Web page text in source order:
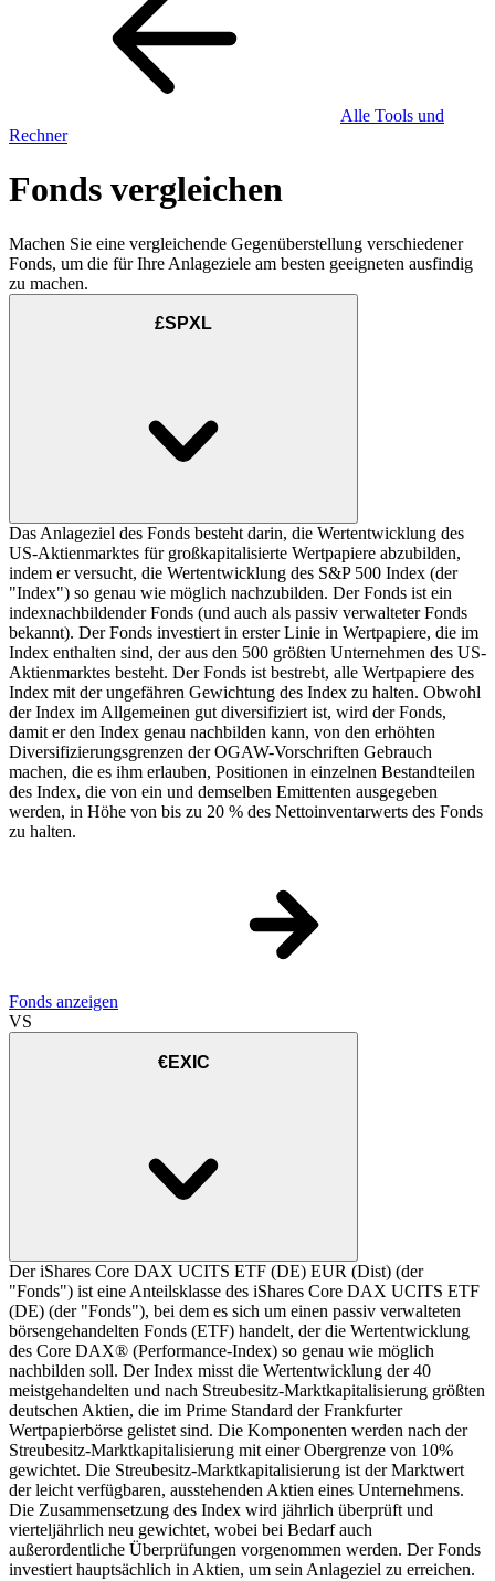
Alle Tools und
Rechner
Fonds vergleichen
Machen Sie eine vergleichende Gegenüberstellung verschiedener
Fonds, um die für Ihre Anlageziele am besten geeigneten ausfindig
zu machen.
£SPXL
Das Anlageziel des Fonds besteht darin, die Wertentwicklung des
US-Aktienmarktes für großkapitalisierte Wertpapiere abzubilden,
indem er versucht, die Wertentwicklung des S&P 500 Index (der
"Index") so genau wie möglich nachzubilden. Der Fonds ist ein
indexnachbildender Fonds (und auch als passiv verwalteter Fonds
bekannt). Der Fonds investiert in erster Linie in Wertpapiere, die im
Index enthalten sind, der aus den 500 größten Unternehmen des US-
Aktienmarktes besteht. Der Fonds ist bestrebt, alle Wertpapiere des
Index mit der ungefähren Gewichtung des Index zu halten. Obwohl
der Index im Allgemeinen gut diversifiziert ist, wird der Fonds,
damit er den Index genau nachbilden kann, von den erhöhten
Diversifizierungsgrenzen der OGAW-Vorschriften Gebrauch
machen, die es ihm erlauben, Positionen in einzelnen Bestandteilen
des Index, die von ein und demselben Emittenten ausgegeben
werden, in Höhe von bis zu 20 % des Nettoinventarwerts des Fonds
zu halten.
Fonds anzeigen
VS
€EXIC
Der iShares Core DAX UCITS ETF (DE) EUR (Dist) (der
"Fonds") ist eine Anteilsklasse des iShares Core DAX UCITS ETF
(DE) (der "Fonds"), bei dem es sich um einen passiv verwalteten
börsengehandelten Fonds (ETF) handelt, der die Wertentwicklung
des Core DAX® (Performance-Index) so genau wie möglich
nachbilden soll. Der Index misst die Wertentwicklung der 40
meistgehandelten und nach Streubesitz-Marktkapitalisierung größten
deutschen Aktien, die im Prime Standard der Frankfurter
Wertpapierbörse gelistet sind. Die Komponenten werden nach der
Streubesitz-Marktkapitalisierung mit einer Obergrenze von 10%
gewichtet. Die Streubesitz-Marktkapitalisierung ist der Marktwert
der leicht verfügbaren, ausstehenden Aktien eines Unternehmens.
Die Zusammensetzung des Index wird jährlich überprüft und
vierteljährlich neu gewichtet, wobei bei Bedarf auch
außerordentliche Überprüfungen vorgenommen werden. Der Fonds
investiert hauptsächlich in Aktien, um sein Anlageziel zu erreichen.